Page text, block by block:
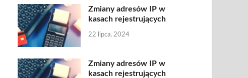
Zmiany adresów IP w
kasach rejestrujących
22 lipca, 2024
Zmiany adresów IP w
kasach rejestrujących